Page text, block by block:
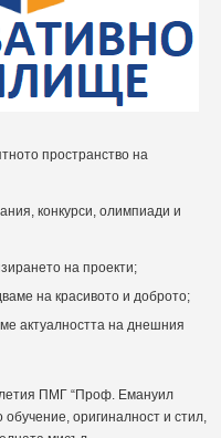
пространство на
конкурси, олимпиади и
на проекти;
на красивото и доброто;
актуалността на днешния
ПМГ “Проф. Емануил
обучение, оригиналност и стил,